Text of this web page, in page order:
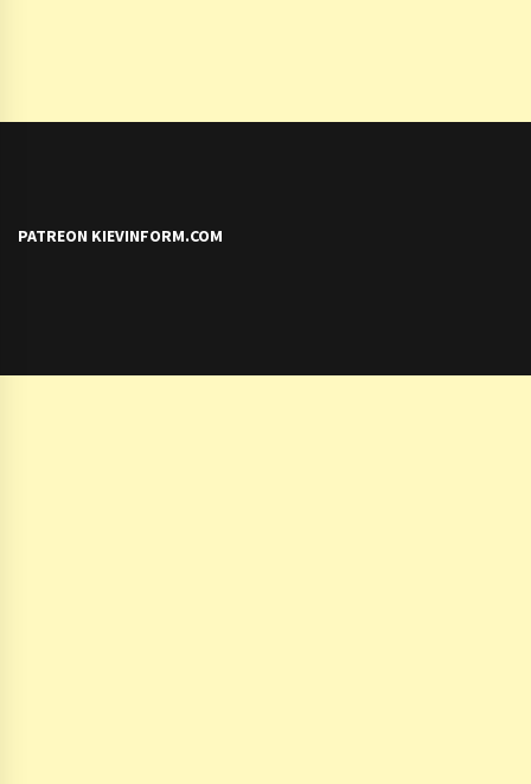
PATREON KIEVINFORM.COM